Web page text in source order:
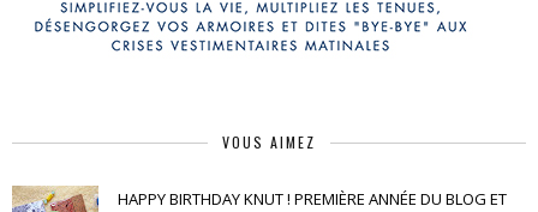
VOUS AIMEZ
HAPPY BIRTHDAY KNUT ! PREMIÈRE ANNÉE DU BLOG ET